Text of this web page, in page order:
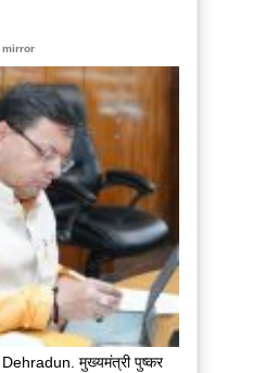
mirror
मुख्यमंत्री पुष्कर